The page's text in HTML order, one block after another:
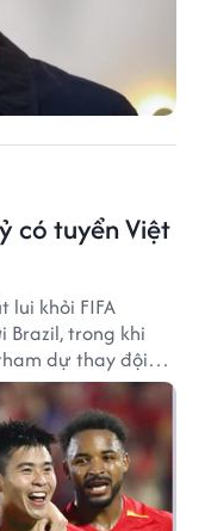
có tuyển Việt
lui khỏi FIFA
Brazil, trong khi
dự thay đội